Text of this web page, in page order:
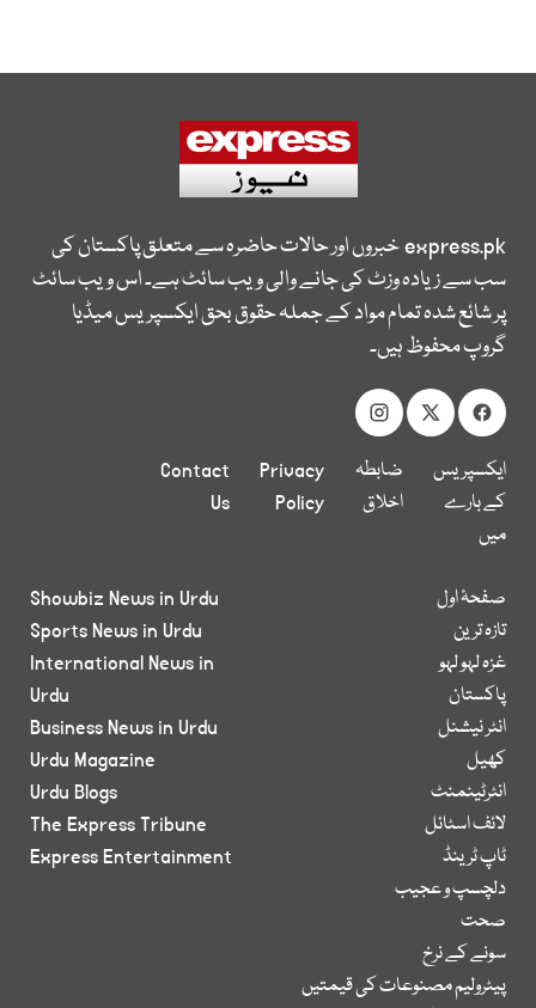
express.pkخبروں اور حالات حاضرہ سے متعلق پاکستان کی
سب سے زیادہ وزٹ کی جانے والی ویب سائٹ ہے۔ اس ویب سائٹ
پر شائع شدہ تمام مواد کے جملہ حقوق بحق ایکسپریس میڈیا
گروپ محفوظ ہیں۔
ایکسپریس
کے بارے
میں
ضابطہ
اخلاق
Privacy
Policy
Contact
Us
صفحۂ اول
تازہ ترین
غزہ لہو لہو
پاکستان
انٹر نیشنل
کھیل
انٹرٹینمنٹ
لائف اسٹائل
ٹاپ ٹرینڈ
دلچسپ و عجیب
صحت
سونے کے نرخ
پیٹرولیم مصنوعات کی قیمتیں
Showbiz News in Urdu
Sports News in Urdu
International News in
Urdu
Business News in Urdu
Urdu Magazine
Urdu Blogs
The Express Tribune
Express Entertainment